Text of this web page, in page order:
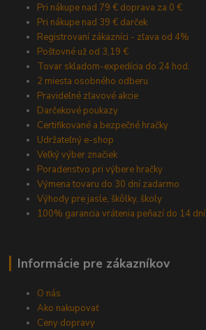
Pri nákupe nad 79 € doprava za 0 €
Pri nákupe nad 39 € darček
Registrovaní zákazníci - zľava od 4%
Poštovné už od 3,19 €
Tovar skladom-expedícia do 24 hod.
2 miesta osobného odberu
Pravidelné zľavové akcie
Darčekové poukazy
Certifikované a bezpečné hračky
Udržateľný e-shop
Veľký výber značiek
Poradenstvo pri výbere hračky
Výmena tovaru do 30 dní zadarmo
Výhody pre jasle, škôlky, školy
100% garancia vrátenia peňazí do 14 dní
Informácie pre zákazníkov
O nás
Ako nakupovať
Ceny dopravy